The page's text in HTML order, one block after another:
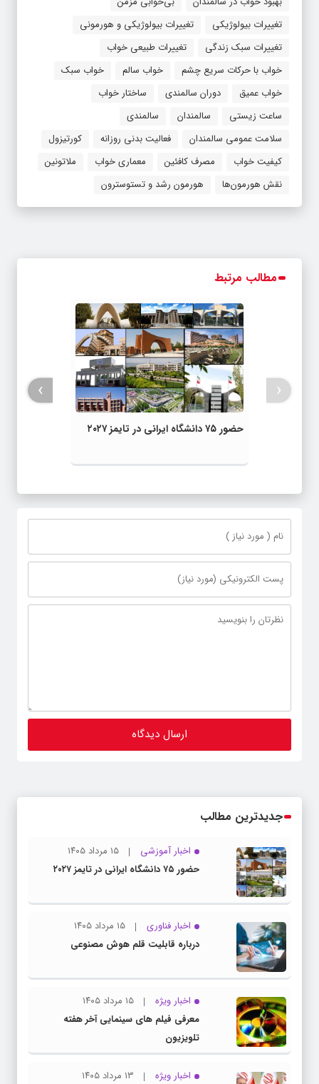
تغییرات بیولوژیکی
تغییرات بیولوژیکی و هورمونی
تغییرات سبک زندگی
تغییرات طبیعی خواب
خواب با حرکات سریع چشم
خواب سالم‌
خواب سبک
خواب عمیق
دوران سالمندی
ساختار خواب
ساعت زیستی
سالمندان
سالمندی
سلامت عمومی سالمندان
فعالیت بدنی روزانه
کورتیزول
کیفیت خواب
مصرف کافئین معماری خواب
ملاتونین
نقش هورمون‌ها
هورمون رشد و تستوسترون
مطالب مرتبط
حضور ۷۵ دانشگاه ایرانی در تایمز ۲۰۲۷
‹
›
جدیدترین مطالب
اخبار آموزشی
۱۵ مرداد ۱۴۰۵
حضور ۷۵ دانشگاه ایرانی در تایمز ۲۰۲۷
اخبار فناوری
۱۵ مرداد ۱۴۰۵
درباره قابلیت قلم هوش مصنوعی
اخبار ویژه
۱۵ مرداد ۱۴۰۵
معرفی فیلم های سینمایی آخر هفته
تلویزیون
اخبار ویژه
۱۳ مرداد ۱۴۰۵